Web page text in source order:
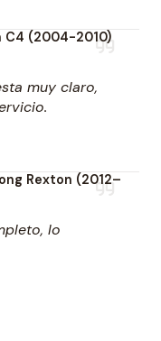
C4 (2004-2010)
muy claro,
Rexton (2012–
lo